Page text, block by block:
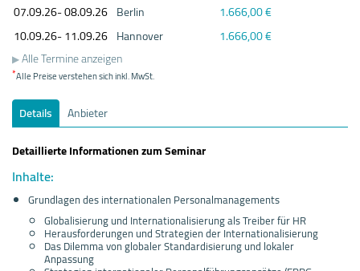
07.09.26- 08.09.26 Berlin
1.666,00 €
10.09.26- 11.09.26 Hannover
1.666,00 €
Alle Termine anzeigen
*Alle Preise verstehen sich inkl. MwSt.
Details
Anbieter
Detaillierte Informationen zum Seminar
Inhalte:
Grundlagen des internationalen Personalmanagements
Globalisierung und Internationalisierung als Treiber für HR
Herausforderungen und Strategien der Internationalisierung
Das Dilemma von globaler Standardisierung und lokaler
Anpassung